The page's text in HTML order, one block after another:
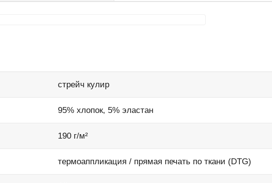
стрейч кулир
95% хлопок, 5% эластан
190 г/м²
термоаппликация / прямая печать по ткани (DTG)